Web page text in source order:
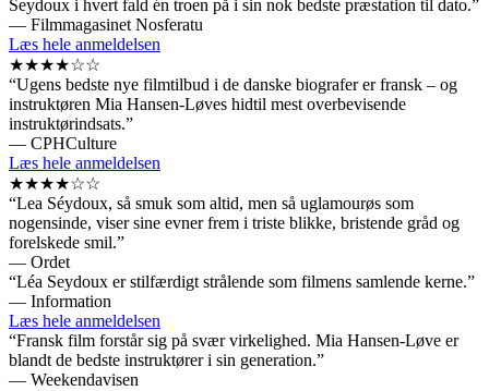
Seydoux i hvert fald én troen på i sin nok bedste præstation til dato.”
— Filmmagasinet Nosferatu
Læs hele anmeldelsen
★★★★☆☆
“Ugens bedste nye filmtilbud i de danske biografer er fransk – og
instruktøren Mia Hansen-Løves hidtil mest overbevisende
instruktørindsats.”
— CPHCulture
Læs hele anmeldelsen
★★★★☆☆
“Lea Séydoux, så smuk som altid, men så uglamourøs som
nogensinde, viser sine evner frem i triste blikke, bristende gråd og
forelskede smil.”
— Ordet
“Léa Seydoux er stilfærdigt strålende som filmens samlende kerne.”
— Information
Læs hele anmeldelsen
“Fransk film forstår sig på svær virkelighed. Mia Hansen-Løve er
blandt de bedste instruktører i sin generation.”
— Weekendavisen